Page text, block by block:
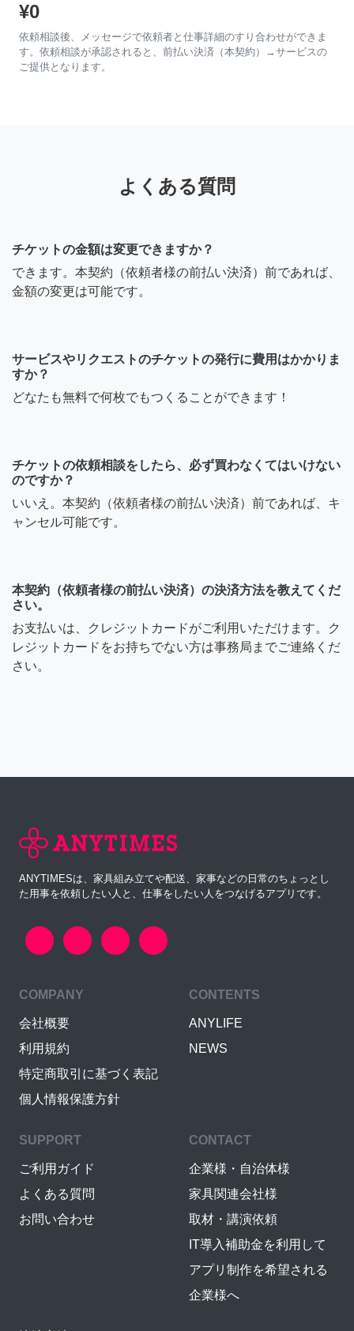
¥0
依頼相談後、メッセージで依頼者と仕事詳細のすり合わせができま
す。依頼相談が承認されると、前払い決済（本契約）→サービスの
ご提供となります。
よくある質問
チケットの金額は変更できますか？
できます。本契約（依頼者様の前払い決済）前であれば、
金額の変更は可能です。
サービスやリクエストのチケットの発行に費用はかかりま
すか？
どなたも無料で何枚でもつくることができます！
チケットの依頼相談をしたら、必ず買わなくてはいけない
のですか？
いいえ。本契約（依頼者様の前払い決済）前であれば、キ
ャンセル可能です。
本契約（依頼者様の前払い決済）の決済方法を教えてくだ
さい。
お支払いは、クレジットカードがご利用いただけます。ク
レジットカードをお持ちでない方は事務局までご連絡くだ
さい。
ANYTIMESは、家具組み立てや配送、家事などの日常のちょっとし
た用事を依頼したい人と、仕事をしたい人をつなげるアプリです。
COMPANY
会社概要
利用規約
特定商取引に基づく表記
個人情報保護方針
CONTENTS
ANYLIFE
NEWS
SUPPORT
ご利用ガイド
よくある質問
お問い合わせ
CONTACT
企業様・自治体様
家具関連会社様
取材・講演依頼
IT導入補助金を利用して
アプリ制作を希望される
企業様へ